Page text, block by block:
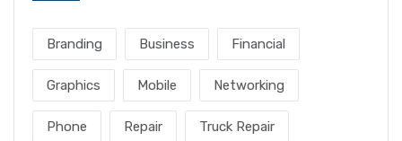
Branding Business Financial
Graphics Mobile Networking
Phone Repair Truck Repair